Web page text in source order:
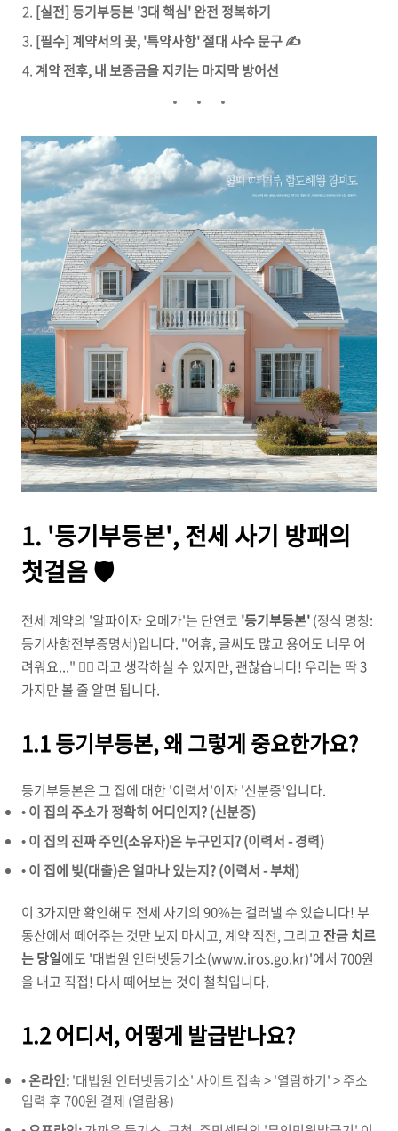
[실전] 등기부등본 '3대 핵심' 완전 정복하기
[필수] 계약서의 꽃, '특약사항' 절대 사수 문구 ✍️
계약 전후, 내 보증금을 지키는 마지막 방어선
1. '등기부등본', 전세 사기 방패의
첫걸음 🛡️
전세 계약의 '알파이자 오메가'는 단연코 '등기부등본'(정식 명칭:
등기사항전부증명서)입니다. "어휴, 글씨도 많고 용어도 너무 어
려워요..." 😵‍💫 라고 생각하실 수 있지만, 괜찮습니다! 우리는 딱 3
가지만 볼 줄 알면 됩니다.
1.1 등기부등본, 왜 그렇게 중요한가요?
등기부등본은 그 집에 대한 '이력서'이자 '신분증'입니다.
•이 집의 주소가 정확히 어디인지? (신분증)
•이 집의 진짜 주인(소유자)은 누구인지? (이력서 - 경력)
•이 집에 빚(대출)은 얼마나 있는지? (이력서 - 부채)
이 3가지만 확인해도 전세 사기의 90%는 걸러낼 수 있습니다! 부
동산에서 떼어주는 것만 보지 마시고, 계약 직전, 그리고잔금 치르
는 당일에도 '대법원 인터넷등기소(www.iros.go.kr)'에서 700원
을 내고 직접! 다시 떼어보는 것이 철칙입니다.
1.2 어디서, 어떻게 발급받나요?
•온라인:'대법원 인터넷등기소' 사이트 접속 > '열람하기' > 주소
입력 후 700원 결제 (열람용)